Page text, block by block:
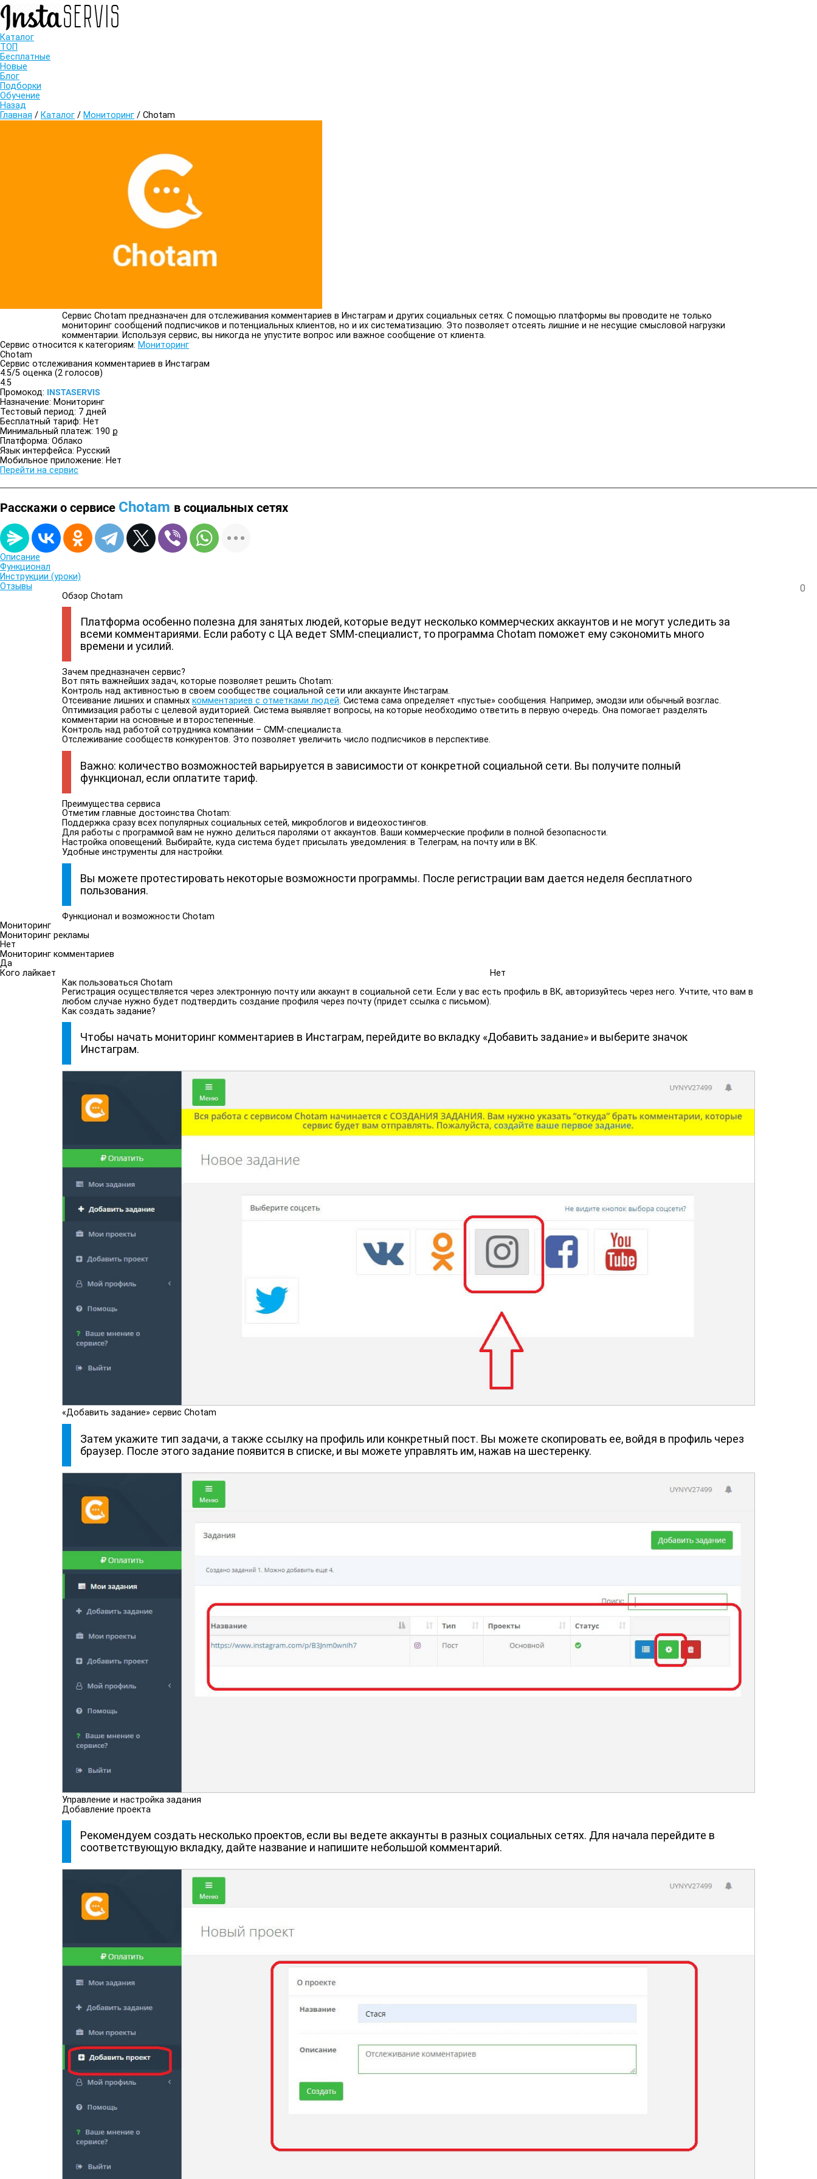
Каталог
ТОП
Бесплатные
Новые
Блог
Подборки
Обучение
Назад
Главная / Каталог / Мониторинг / Chotam
Сервис Chotam предназначен для отслеживания комментариев в Инстаграм и других социальных сетях. С помощью платформы вы проводите не только
мониторинг сообщений подписчиков и потенциальных клиентов, но и их систематизацию. Это позволяет отсеять лишние и не несущие смысловой нагрузки
комментарии. Используя сервис, вы никогда не упустите вопрос или важное сообщение от клиента.
Сервис относится к категориям: Мониторинг
Chotam
Сервис отслеживания комментариев в Инстаграм
4.5/5 оценка (2 голосов)
4.5
Промокод: INSTASERVIS
Назначение: Мониторинг
Тестовый период: 7 дней
Бесплатный тариф: Нет
Минимальный платеж: 190 ք
Платформа: Облако
Язык интерфейса: Русский
Мобильное приложение: Нет
Перейти на сервис
Расскажи о сервисе Chotam в социальных сетях
Описание
Функционал
Инструкции (уроки)
Отзывы
0
Обзор Chotam
Платформа особенно полезна для занятых людей, которые ведут несколько коммерческих аккаунтов и не могут уследить за
всеми комментариями. Если работу с ЦА ведет SMM-специалист, то программа Chotam поможет ему сэкономить много
времени и усилий.
Зачем предназначен сервис?
Вот пять важнейших задач, которые позволяет решить Chotam:
Контроль над активностью в своем сообществе социальной сети или аккаунте Инстаграм.
Отсеивание лишних и спамных комментариев с отметками людей. Система сама определяет «пустые» сообщения. Например, эмодзи или обычный возглас.
Оптимизация работы с целевой аудиторией. Система выявляет вопросы, на которые необходимо ответить в первую очередь. Она помогает разделять
комментарии на основные и второстепенные.
Контроль над работой сотрудника компании – СММ-специалиста.
Отслеживание сообществ конкурентов. Это позволяет увеличить число подписчиков в перспективе.
Важно: количество возможностей варьируется в зависимости от конкретной социальной сети. Вы получите полный
функционал, если оплатите тариф.
Преимущества сервиса
Отметим главные достоинства Chotam:
Поддержка сразу всех популярных социальных сетей, микроблогов и видеохостингов.
Для работы с программой вам не нужно делиться паролями от аккаунтов. Ваши коммерческие профили в полной безопасности.
Настройка оповещений. Выбирайте, куда система будет присылать уведомления: в Телеграм, на почту или в ВК.
Удобные инструменты для настройки.
Вы можете протестировать некоторые возможности программы. После регистрации вам дается неделя бесплатного
пользования.
Функционал и возможности Chotam
Мониторинг
Мониторинг рекламы
Нет
Мониторинг комментариев
Да
Кого лайкает
Нет
Как пользоваться Chotam
Регистрация осуществляется через электронную почту или аккаунт в социальной сети. Если у вас есть профиль в ВК, авторизуйтесь через него. Учтите, что вам в
любом случае нужно будет подтвердить создание профиля через почту (придет ссылка с письмом).
Как создать задание?
Чтобы начать мониторинг комментариев в Инстаграм, перейдите во вкладку «Добавить задание» и выберите значок
Инстаграм.
«Добавить задание» сервис Chotam
Затем укажите тип задачи, а также ссылку на профиль или конкретный пост. Вы можете скопировать ее, войдя в профиль через
браузер. После этого задание появится в списке, и вы можете управлять им, нажав на шестеренку.
Управление и настройка задания
Добавление проекта
Рекомендуем создать несколько проектов, если вы ведете аккаунты в разных социальных сетях. Для начала перейдите в
соответствующую вкладку, дайте название и напишите небольшой комментарий.